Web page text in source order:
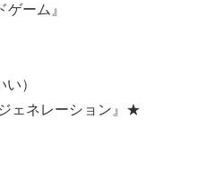
ゲーム』
）
ェネレーション』★